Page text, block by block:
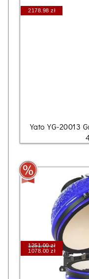
2178.98 zł
Yato YG-20013
1251.00 zł
1078.00 zł